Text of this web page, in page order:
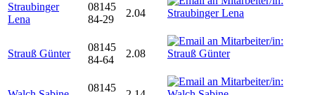
Straubinger
Lena
08145
84-29
2.04
Strauß Günter
08145
84-64
2.08
08145